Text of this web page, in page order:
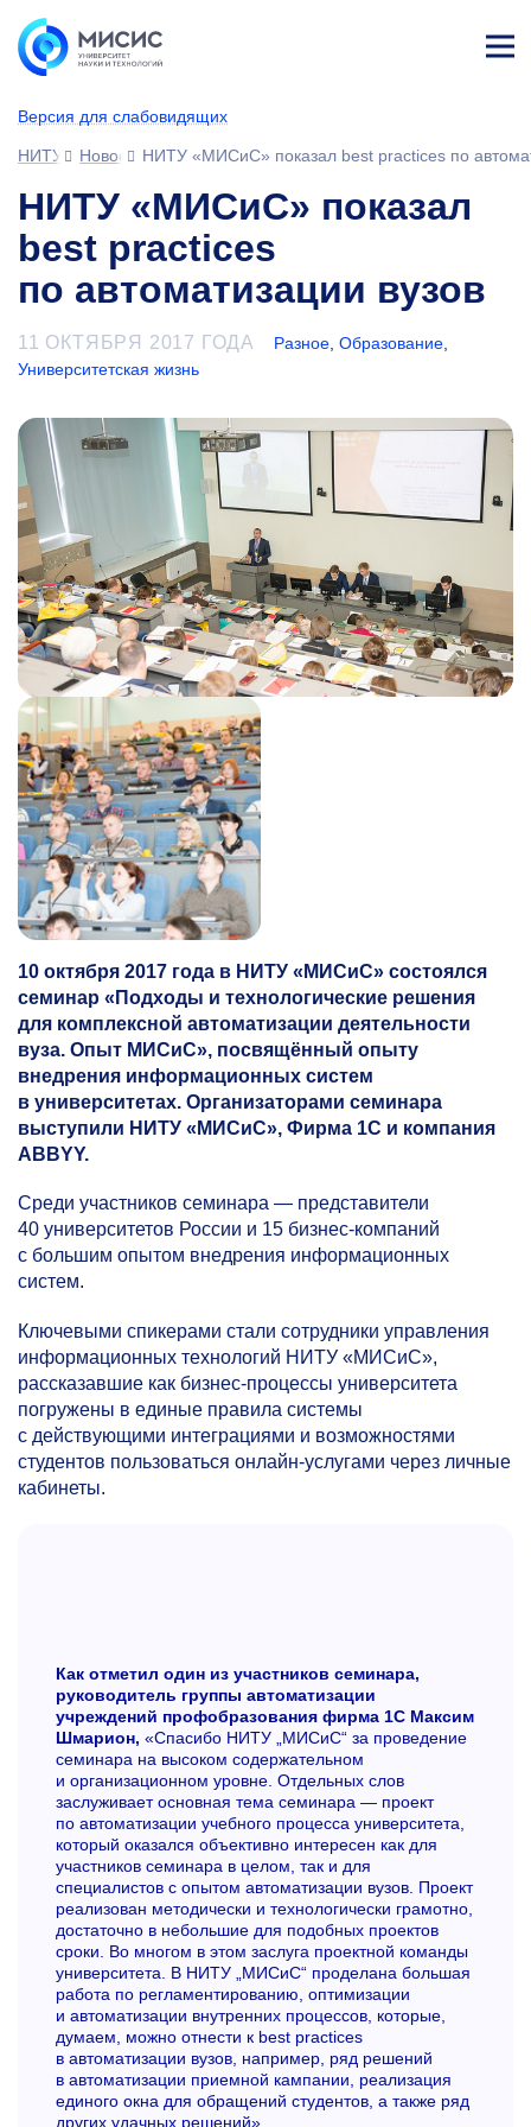
Версия для слабовидящих
ине
НИТУ МИСИС
НовостиНИТУ «МИСиС» показал best practices по
НИТУ «МИСиС» показал
best practices
по автоматизации вузов
11 ОКТЯБРЯ 2017 ГОДА Разное Образование
Университетская жизнь
10 октября 2017 года в НИТУ «МИСиС» состоялся
семинар «Подходы и технологические решения
для комплексной автоматизации деятельности
вуза. Опыт МИСиС», посвящённый опыту
внедрения информационных систем
в университетах. Организаторами семинара
выступили НИТУ «МИСиС», Фирма 1С и компания
ABBYY.
Среди участников семинара — представители
40 университетов России и 15 бизнес-компаний
с большим опытом внедрения информационных
систем.
Ключевыми спикерами стали сотрудники управления
информационных технологий НИТУ «МИСиС»,
рассказавшие как бизнес-процессы университета
погружены в единые правила системы
с действующими интеграциями и возможностями
студентов пользоваться онлайн-услугами через личные
кабинеты.
Как отметил один из участников семинара,
руководитель группы автоматизации
учреждений профобразования фирма 1С Максим
Шмарион, «Спасибо НИТУ „МИСиС“ за проведение
семинара на высоком содержательном
и организационном уровне. Отдельных слов
заслуживает основная тема семинара — проект
по автоматизации учебного процесса университета,
который оказался объективно интересен как для
участников семинара в целом, так и для
специалистов с опытом автоматизации вузов. Проект
реализован методически и технологически грамотно,
достаточно в небольшие для подобных проектов
сроки. Во многом в этом заслуга проектной команды
университета. В НИТУ „МИСиС“ проделана большая
работа по регламентированию, оптимизации
и автоматизации внутренних процессов, которые,
думаем, можно отнести к best practices
в автоматизации вузов, например, ряд решений
в автоматизации приемной кампании, реализация
единого окна для обращений студентов, а также ряд
других удачных решений».